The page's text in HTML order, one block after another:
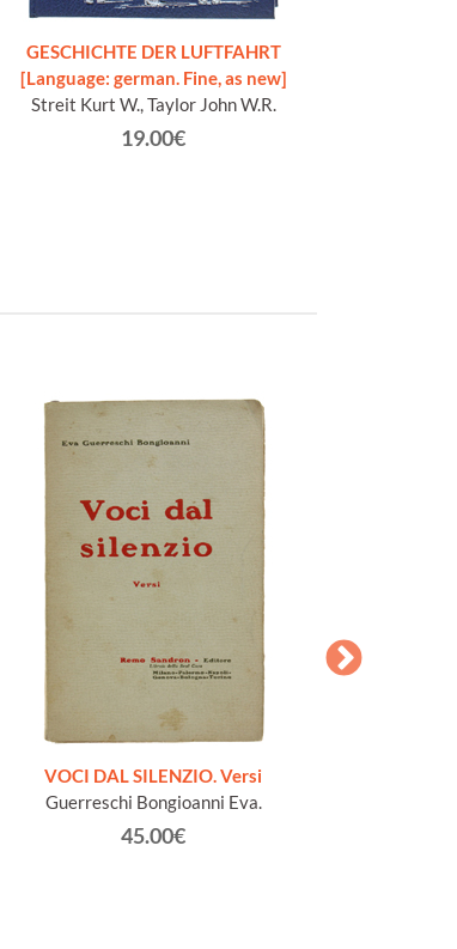
GESCHICHTE DER LUFTFAHRT
[Language: german. Fine, as new]
Streit Kurt W., Taylor John W.R.
19.00€
VOCI DAL SILENZIO. Versi
Guerreschi Bongioanni Eva.
45.00€